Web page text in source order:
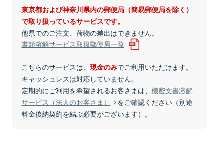
東京都および神奈川県内の郵便局（簡易郵便局を除く）
で取り扱っているサービスです。
他県でのご注文、荷物の差出はできません。
書類溶解サービス取扱郵便局一覧
こちらのサービスは、 現金のみでご利用いただけます。
キャッシュレスは対応していません。
定期的にご利用を希望されるお客さまは、 機密文書溶解
サービス（法人のお客さま）
をご確認ください（別途
料金後納契約を結ぶ必要がございます）。